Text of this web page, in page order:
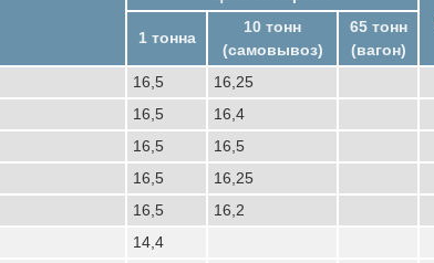
1 тонна
10 тонн
(самовывоз)
65 тонн
(вагон)
16,5
16,25
16,5
16,4
16,5
16,5
16,5
16,25
16,5 16,2
14,4